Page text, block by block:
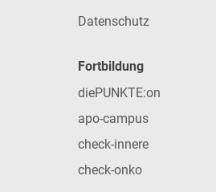
Datenschutz
Fortbildung
diePUNKTE:on
apo-campus
check-innere
check-onko